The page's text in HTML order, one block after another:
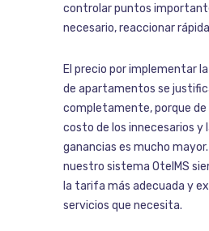
controlar puntos
necesario, reaccionar
El precio por implementar
de apartamentos se
completamente, porque de
costo de los innecesarios y
ganancias es mucho
nuestro sistema OtelMS
la tarifa más adecuada y
servicios que necesita.